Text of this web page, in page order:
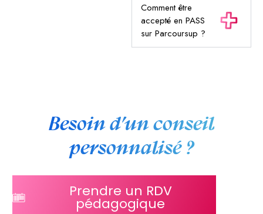
Comment être
accepté en PASS
sur Parcoursup ?
Besoin d’un conseil
personnalisé ?
Prendre un RDV
pédagogique